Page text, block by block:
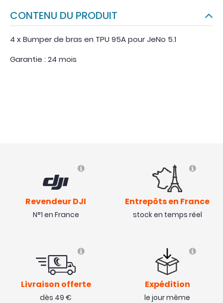
CONTENU DU PRODUIT
4 x Bumper de bras en TPU 95A pour JeNo 5.1
Garantie : 24 mois
Revendeur DJI
N°1 en France
Entrepôts en France
stock en temps réel
Livraison offerte
dès 49 €
Expédition
le jour même